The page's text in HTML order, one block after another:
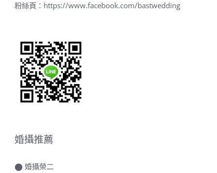
粉絲頁： https://www.facebook.com/bastwedding
婚攝推薦
⬤ 婚攝榮二